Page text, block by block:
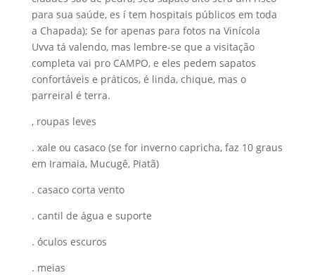
para sua saúde, es í tem hospitais públicos em toda
a Chapada); Se for apenas para fotos na Vinícola
Uvva tá valendo, mas lembre-se que a visitação
completa vai pro CAMPO, e eles pedem sapatos
confortáveis e práticos, é linda, chique, mas o
parreiral é terra.
, roupas leves
. xale ou casaco (se for inverno capricha, faz 10 graus
em Iramaia, Mucugê, Piatã)
. casaco corta vento
. cantil de água e suporte
. óculos escuros
. meias